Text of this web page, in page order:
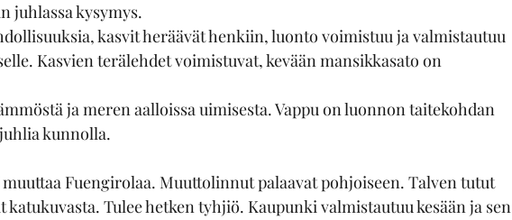
juhlassa kysymys.
kasvit heräävät henkiin, luonto voimistuu ja valmistautuu
Kasvien terälehdet voimistuvat, kevään mansikkasato on
ja meren aalloissa uimisesta. Vappu on luonnon taitekohdan
kunnolla.
Fuengirolaa. Muuttolinnut palaavat pohjoiseen. Talven tutut
katukuvasta. Tulee hetken tyhjiö. Kaupunki valmistautuu kesään ja sen